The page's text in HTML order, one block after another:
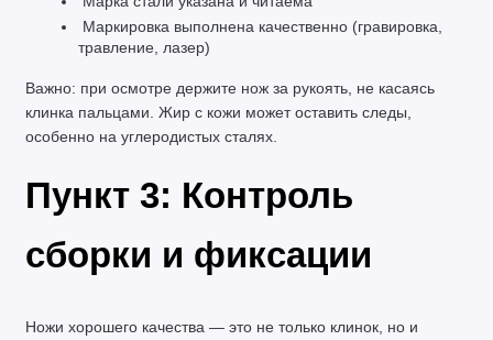
Маркировка выполнена качественно (гравировка,
травление, лазер)
Важно: при осмотре держите нож за рукоять, не касаясь
клинка пальцами. Жир с кожи может оставить следы,
особенно на углеродистых сталях.
Пункт 3: Контроль
сборки и фиксации
Ножи хорошего качества — это не только клинок, но и